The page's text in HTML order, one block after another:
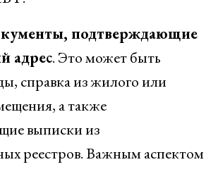
подтверждающие
адрес. Это может быть
справка из жилого или
а также
выписки из
реестров. Важным аспектом